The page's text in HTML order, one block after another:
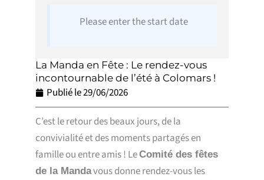
Please enter the start date
La Manda en Fête : Le rendez-vous
incontournable de l’été à Colomars !
Publié le29/06/2026
C’est le retour des beaux jours, de la
convivialité et des moments partagés en
famille ou entre amis ! LeComité des fêtes
de la Mandavous donne rendez-vous les